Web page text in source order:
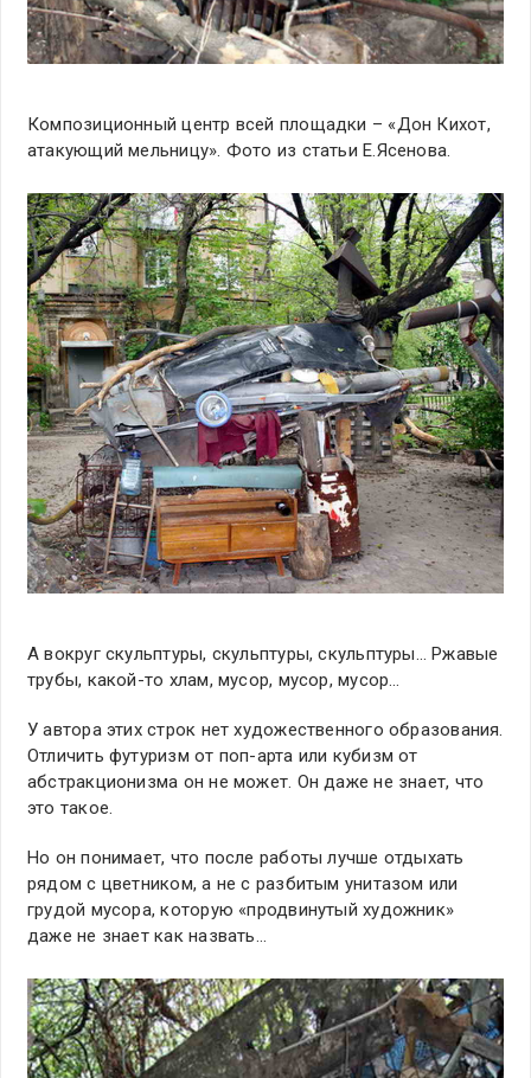
Композиционный центр всей площадки – «Дон Кихот,
атакующий мельницу». Фото из статьи Е.Ясенова.
А вокруг скульптуры, скульптуры, скульптуры… Ржавые
трубы, какой-то хлам, мусор, мусор, мусор…
У автора этих строк нет художественного образования.
Отличить футуризм от поп-арта или кубизм от
абстракционизма он не может. Он даже не знает, что
это такое.
Но он понимает, что после работы лучше отдыхать
рядом с цветником, а не с разбитым унитазом или
грудой мусора, которую «продвинутый художник»
даже не знает как назвать…